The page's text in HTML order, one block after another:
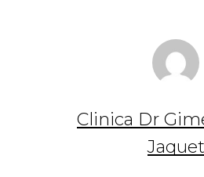
Clinica Dr
Jaquet